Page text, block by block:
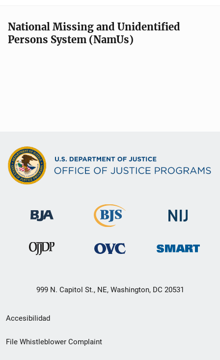
National Missing and Unidentified
Persons System (NamUs)
999 N. Capitol St., NE, Washington, DC 20531
Menú
de
Accesibilidad
File Whistleblower Complaint